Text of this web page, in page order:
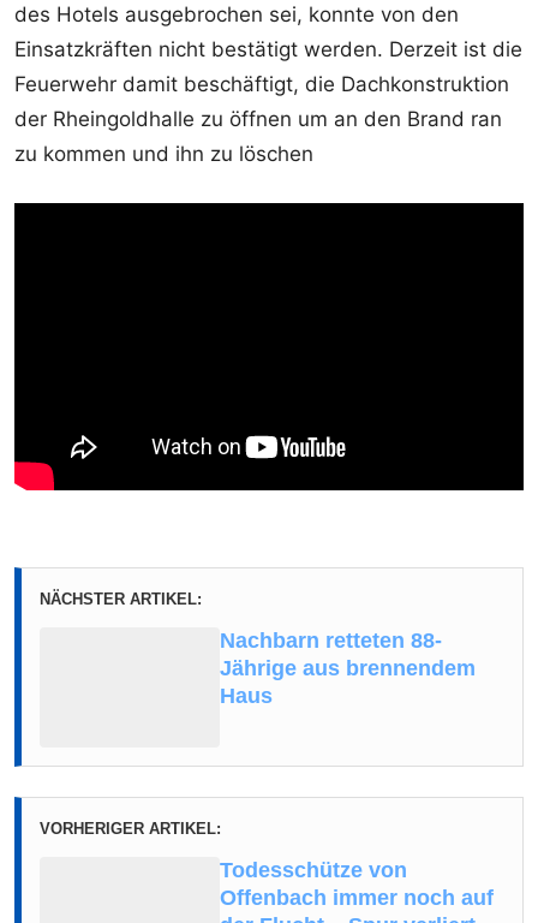
des Hotels ausgebrochen sei, konnte von den
Einsatzkräften nicht bestätigt werden. Derzeit ist die
Feuerwehr damit beschäftigt, die Dachkonstruktion
der Rheingoldhalle zu öffnen um an den Brand ran
zu kommen und ihn zu löschen
NÄCHSTER ARTIKEL:
Nachbarn retteten 88-
Jährige aus brennendem
Haus
VORHERIGER ARTIKEL:
Todesschütze von
Offenbach immer noch auf